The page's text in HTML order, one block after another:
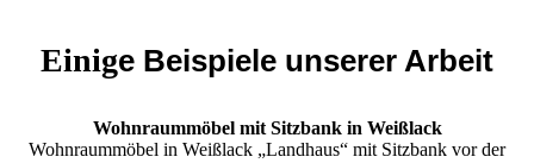
Einige Beispiele unserer Arbeit
Wohnraummöbel mit Sitzbank in Weißlack
Wohnraummöbel in Weißlack „Landhaus“ mit Sitzbank vor der